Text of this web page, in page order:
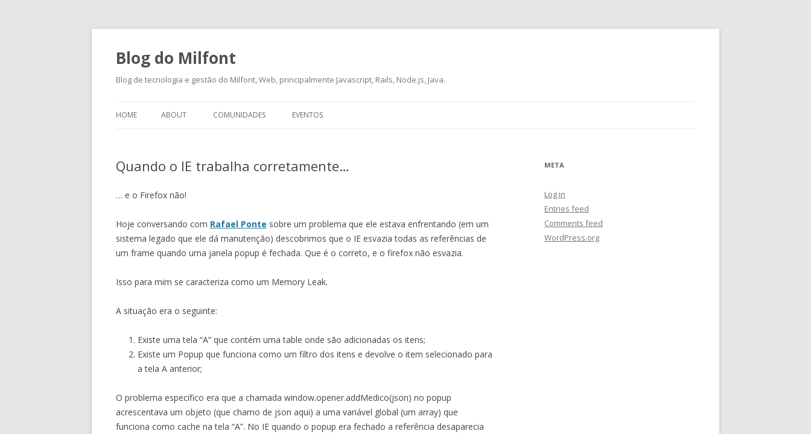
Blog do Milfont
Blog de tecnologia e gestão do Milfont, Web, principalmente Javascript, Rails, Node.js, Java.
HOME ABOUT COMUNIDADES EVENTOS
Quando o IE trabalha corretamente…
… e o Firefox não!
Hoje conversando com Rafael Ponte sobre um problema que ele estava enfrentando (em um
sistema legado que ele dá manutenção) descobrimos que o IE esvazia todas as referências de
um frame quando uma janela popup é fechada. Que é o correto, e o firefox não esvazia.
Isso para mim se caracteriza como um Memory Leak.
A situação era o seguinte:
Existe uma tela “A” que contém uma table onde são adicionadas os itens;
Existe um Popup que funciona como um filtro dos itens e devolve o item selecionado para
a tela A anterior;
O problema específico era que a chamada window.opener.addMedico(json) no popup
acrescentava um objeto (que chamo de json aqui) a uma variável global (um array) que
funciona como cache na tela “A”. No IE quando o popup era fechado a referência desaparecia
META
Log in
Entries feed
Comments feed
WordPress.org